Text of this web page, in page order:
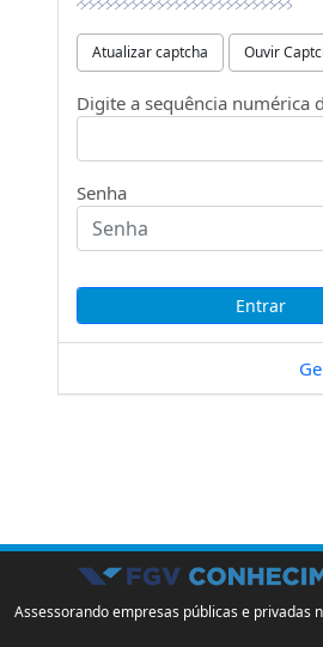
Atualizar captcha Ouvir
Digite a sequência numérica
Senha
Assessorando empresas públicas e privadas